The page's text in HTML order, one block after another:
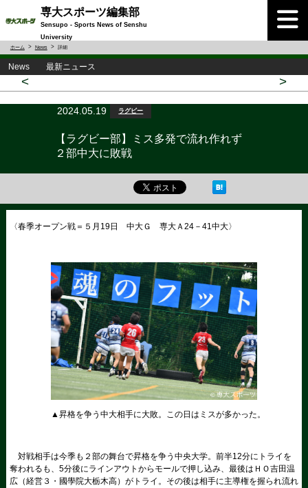
専大スポーツ編集部
Sensupo - Sports News of Senshu
University
ホーム News 詳細
News 最新ニュース
< >
2024.05.19 ラグビー
【ラグビー部】ミス多発で流れ作れず
２部中大に敗戦
〈春季オープン戦＝５月19日 中大Ｇ 専大Ａ24－41中大〉
▲昇格を争う中大相手に大敗。この日はミスが多かった。
対戦相手は今季も２部の舞台で昇格を争う中央大学。前半12分にトライを
奪われるも、5分後にラインアウトからモールで押し込み、最後はＨＯ吉田温
広（経営３・國學院大栃木高）がトライ。その後は相手に主導権を握られ流れ